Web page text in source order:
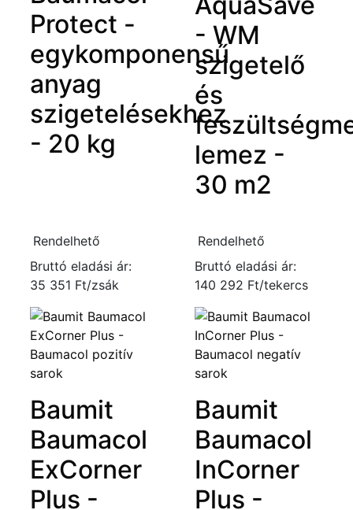
Protect -
egykomponensű
anyag
szigetelésekhez
- 20 kg
Rendelhető
Bruttó eladási ár:
35 351 Ft/zsák
- WM
szigetelő
és
lemez -
30 m2
Rendelhető
Bruttó eladási ár:
140 292 Ft/tekercs
Baumit
Baumacol
ExCorner
Plus -
Baumit
Baumacol
InCorner
Plus -